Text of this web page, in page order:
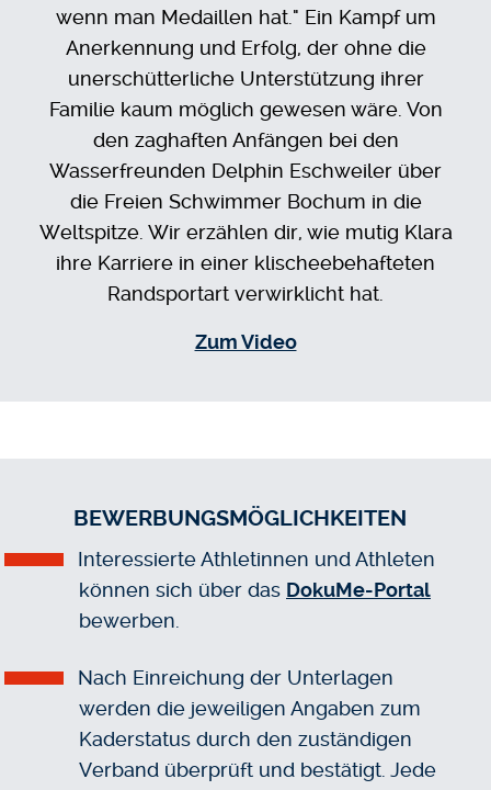
wenn man Medaillen hat." Ein Kampf um
Anerkennung und Erfolg, der ohne die
unerschütterliche Unterstützung ihrer
Familie kaum möglich gewesen wäre. Von
den zaghaften Anfängen bei den
Wasserfreunden Delphin Eschweiler über
die Freien Schwimmer Bochum in die
Weltspitze. Wir erzählen dir, wie mutig Klara
ihre Karriere in einer klischeebehafteten
Randsportart verwirklicht hat.
Zum Video
BEWERBUNGSMÖGLICHKEITEN
Interessierte Athletinnen und Athleten
können sich über das DokuMe-Portal
bewerben.
Nach Einreichung der Unterlagen
werden die jeweiligen Angaben zum
Kaderstatus durch den zuständigen
Verband überprüft und bestätigt. Jede